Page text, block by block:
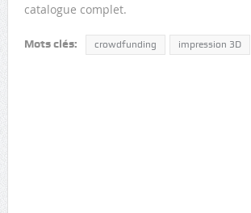
catalogue complet.
Mots clés: crowdfunding impression 3D